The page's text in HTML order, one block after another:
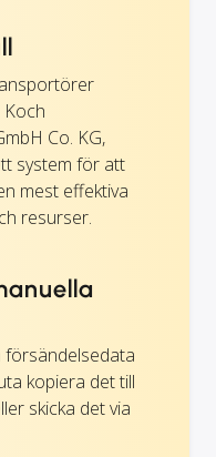
Co. KG,
system för att
mest effektiva
resurser.
försändelsedata
kopiera det till
skicka det via